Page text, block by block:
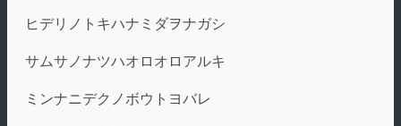
ヒデリノトキハナミダヲナガシ
サムサノナツハオロオロアルキ
ミンナニデクノボウトヨバレ